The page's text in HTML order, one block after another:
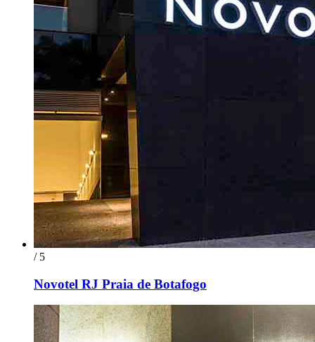
/ 5
Novotel RJ Praia de Botafogo